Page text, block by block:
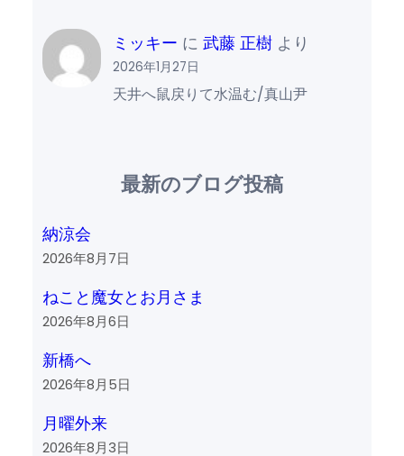
ミッキー に武藤 正樹 より
2026年1月27日
天井へ鼠戻りて水温む/真山尹
最新のブログ投稿
納涼会
2026年8月7日
ねこと魔女とお月さま
2026年8月6日
新橋へ
2026年8月5日
月曜外来
2026年8月3日